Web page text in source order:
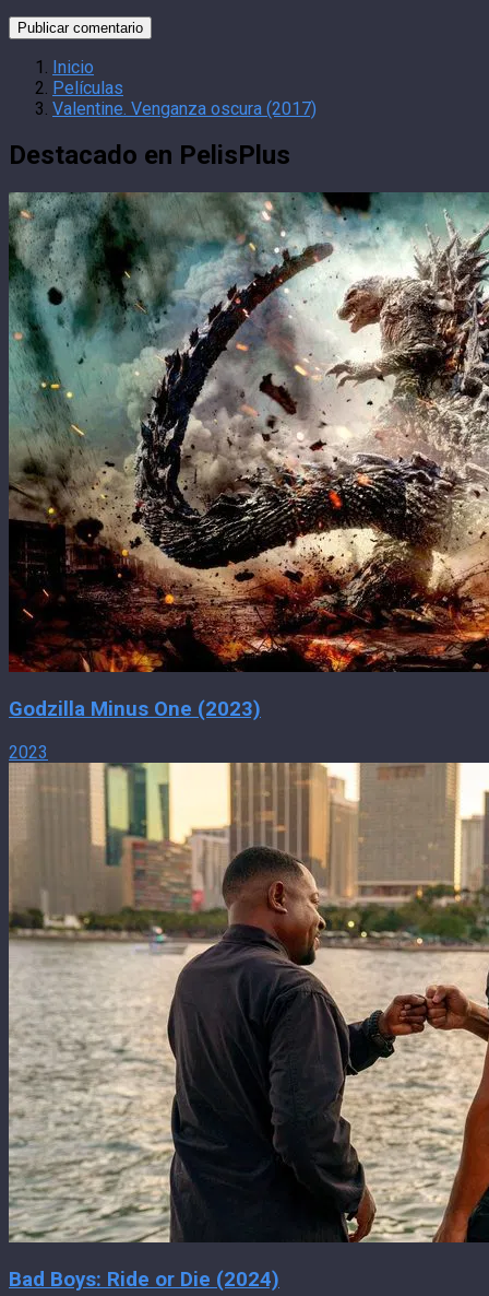
Inicio
Películas
Valentine. Venganza oscura (2017)
Destacado en PelisPlus
Godzilla Minus One (2023)
2023
Bad Boys: Ride or Die (2024)